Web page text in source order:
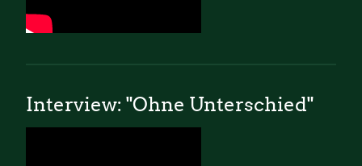
Interview: "Ohne Unterschied"